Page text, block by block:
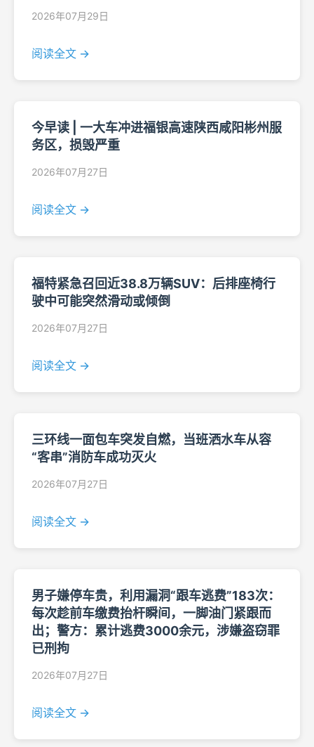
2026年07月29日
阅读全文 →
今早读 | 一大车冲进福银高速陕西咸阳彬州服
务区，损毁严重
2026年07月27日
阅读全文 →
福特紧急召回近38.8万辆SUV：后排座椅行
驶中可能突然滑动或倾倒
2026年07月27日
阅读全文 →
三环线一面包车突发自燃，当班洒水车从容
“客串”消防车成功灭火
2026年07月27日
阅读全文 →
男子嫌停车贵，利用漏洞“跟车逃费”183次：
每次趁前车缴费抬杆瞬间，一脚油门紧跟而
出；警方：累计逃费3000余元，涉嫌盗窃罪
已刑拘
2026年07月27日
阅读全文 →